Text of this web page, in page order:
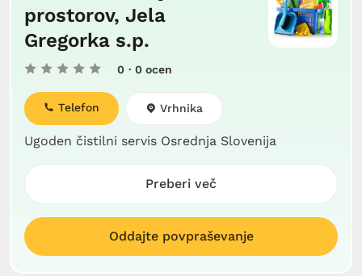
prostorov, Jela
Gregorka s.p.
0 · 0 ocen
Ugoden čistilni servis Osrednja Slovenija
Telefon Vrhnika
Preberi več
Oddajte povpraševanje